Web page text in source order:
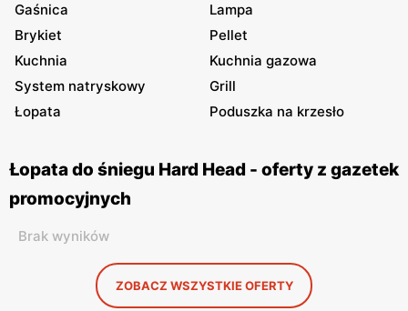
Gaśnica
Lampa
Brykiet
Pellet
Kuchnia
Kuchnia gazowa
System natryskowy
Grill
Łopata
Poduszka na krzesło
Łopata do śniegu Hard Head - oferty z gazetek
promocyjnych
Brak wyników
ZOBACZ WSZYSTKIE OFERTY